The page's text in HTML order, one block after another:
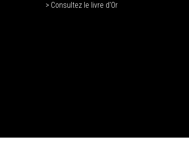
> Consultez le livre d'Or